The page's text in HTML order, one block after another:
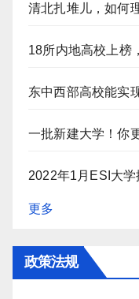
清北扎堆儿，如何
18所内地高校上榜
东中西部高校能实
一批新建大学！你
2022年1月ESI大
更多
政策法规